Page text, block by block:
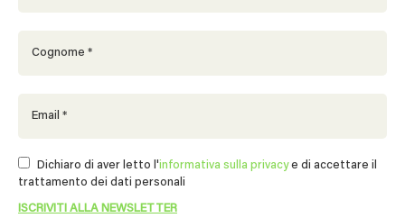
Dichiaro di aver letto l'informativa sulla privacye di accettare il
trattamento dei dati personali